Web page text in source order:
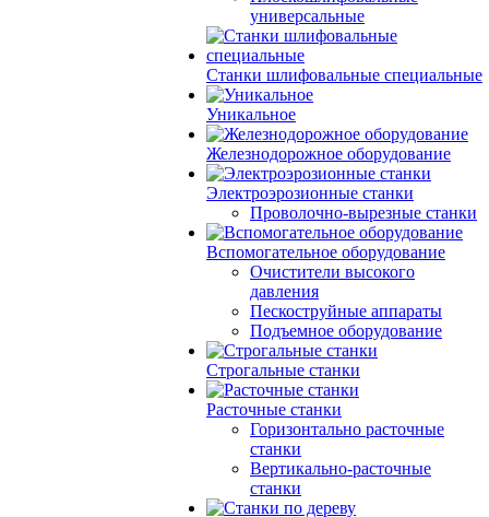
универсальные
Станки шлифовальные специальные
Уникальное
Железнодорожное оборудование
Электроэрозионные станки
Проволочно-вырезные станки
Вспомогательное оборудование
Очистители высокого
давления
Пескоструйные аппараты
Подъемное оборудование
Строгальные станки
Расточные станки
Горизонтально расточные
станки
Вертикально-расточные
станки